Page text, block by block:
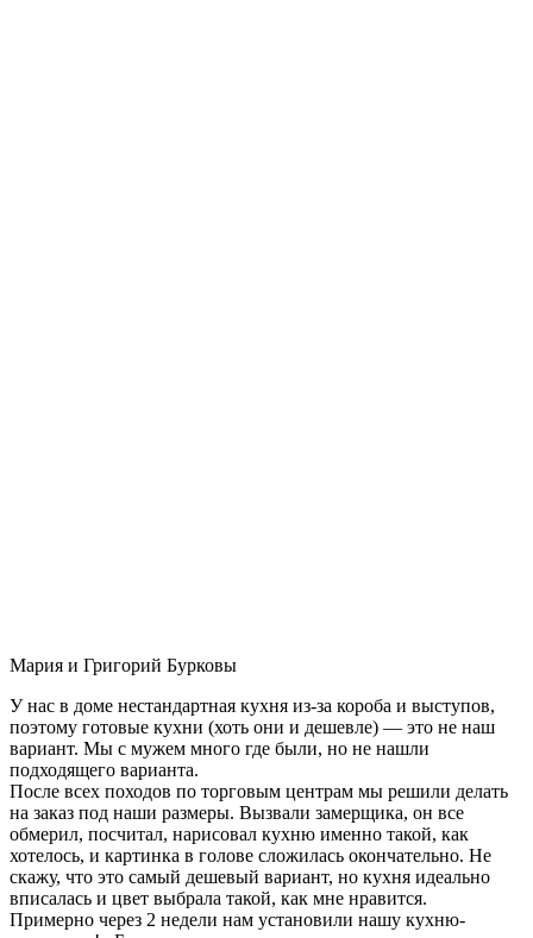
Мария и Григорий Бурковы
У нас в доме нестандартная кухня из-за короба и выступов,
поэтому готовые кухни (хоть они и дешевле) — это не наш
вариант. Мы с мужем много где были, но не нашли
подходящего варианта.
После всех походов по торговым центрам мы решили делать
на заказ под наши размеры. Вызвали замерщика, он все
обмерил, посчитал, нарисовал кухню именно такой, как
хотелось, и картинка в голове сложилась окончательно. Не
скажу, что это самый дешевый вариант, но кухня идеально
вписалась и цвет выбрала такой, как мне нравится.
Примерно через 2 недели нам установили нашу кухню-